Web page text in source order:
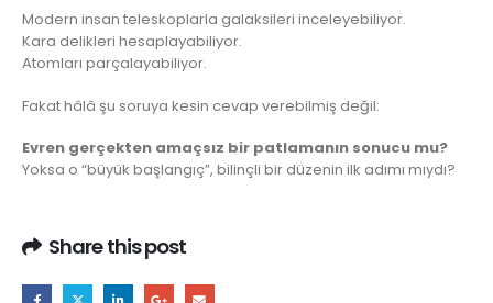
Modern insan teleskoplarla galaksileri inceleyebiliyor.
Kara delikleri hesaplayabiliyor.
Atomları parçalayabiliyor.
Fakat hâlâ şu soruya kesin cevap verebilmiş değil:
Evren gerçekten amaçsız bir patlamanın sonucu mu?
Yoksa o “büyük başlangıç”, bilinçli bir düzenin ilk adımı mıydı?
Share this post